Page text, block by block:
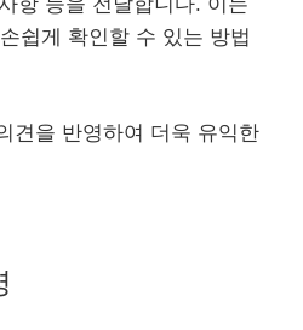
쉽게 확인할 수 있는 방법
견을 반영하여 더욱 유익한